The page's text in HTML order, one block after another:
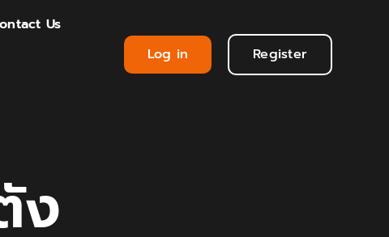
Us
Log in Register
ง